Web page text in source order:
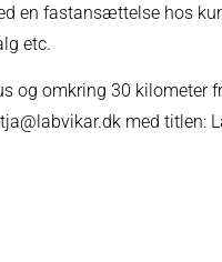
en fastansættelse hos
etc.
og omkring 30 kilometer
med titlen: